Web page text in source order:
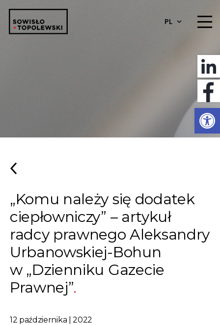
PL
„Komu należy się dodatek
ciepłowniczy” – artykuł
radcy prawnego Aleksandry
Urbanowskiej-Bohun
w „Dzienniku Gazecie
Prawnej”
12 października | 2022